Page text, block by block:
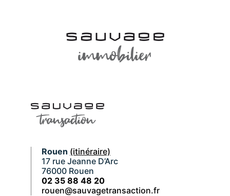
Rouen (itinéraire)
17 rue Jeanne D’Arc
76000 Rouen
02 35 88 48 20
rouen@sauvagetransaction.fr